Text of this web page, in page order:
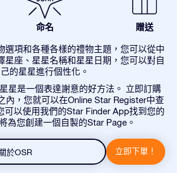
命名 贈送
選項和各種各樣的禮物主題，您可以從中
星座、星星名稱和星星日期，您可以對自
己的星星進行個性化。
星是一個表達謝意的好方法。 立即訂購
內，您就可以在Online Star Register中查
可以使用我們的Star Finder App找到您的
為您創建一個自製的Star Page。
關於OSR 立即下單！